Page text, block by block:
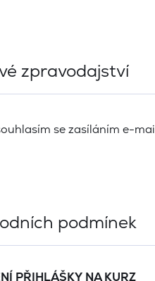
zpravodajství
se zasíláním e-
podmínek
PŘIHLÁŠKY NA KURZ